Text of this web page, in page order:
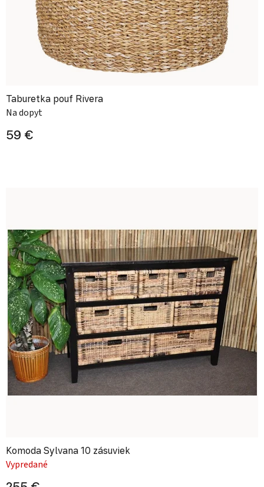
Taburetka pouf Rivera
Na dopyt
59 €
Komoda Sylvana 10 zásuviek
Vypredané